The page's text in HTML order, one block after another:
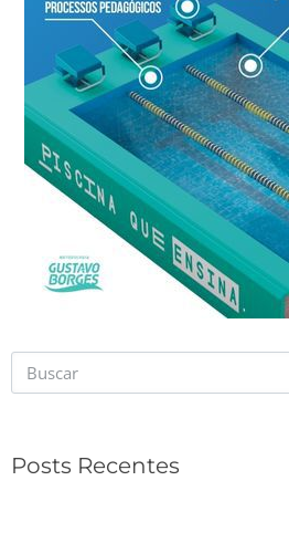
Posts Recentes